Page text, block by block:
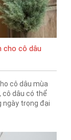
cho cô dâu
cô dâu mùa
cô dâu có thể
ngày trọng đại